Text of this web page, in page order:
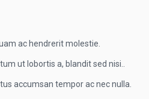
ac hendrerit molestie.
ut lobortis a, blandit sed nisi..
accumsan tempor ac nec nulla.